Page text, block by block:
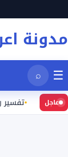
إلى
المحتوى
مدونة
☰
⌕
عاجل تفسير